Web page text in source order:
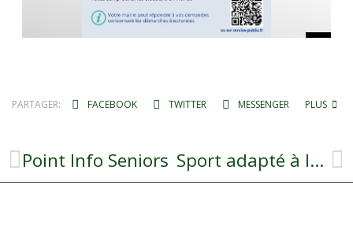
PARTAGER: FACEBOOK TWITTER MESSENGER PLUS
Point Info Seniors Sport adapté à la Résidence La Dourbie